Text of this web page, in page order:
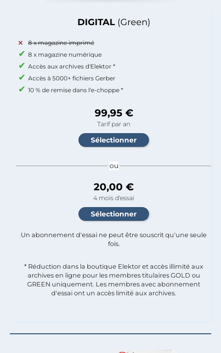
DIGITAL (Green)
8 x magazine imprimé
8 x magazine numérique
Accès aux archives d'Elektor *
Accès à 5000+ fichiers Gerber
10 % de remise dans l'e-choppe *
99,95 €
Tarif par an
ou
20,00 €
4 mois d'essai
Un abonnement d'essai ne peut être souscrit qu'une seule
fois.​
* Réduction dans la boutique Elektor et accès illimité aux
archives en ligne pour les membres titulaires GOLD ou
GREEN uniquement. Les membres avec abonnement
d'essai ont un accès limité aux archives.